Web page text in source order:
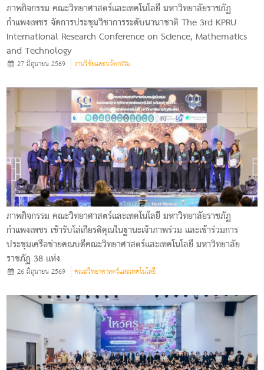
ภาพกิจกรรม คณะวิทยาศาสตร์และเทคโนโลยี มหาวิทยาลัยราชภัฏ
กำแพงเพชร จัดการประชุมวิชาการระดับนานาชาติ The 3rd KPRU
International Research Conference on Science, Mathematics
and Technology
27 มิถุนายน 2569 งานวิจัยและนวัตกรรม
ภาพกิจกรรม คณะวิทยาศาสตร์และเทคโนโลยี มหาวิทยาลัยราชภัฏ
กำแพงเพชร เข้ารับโล่เกียรติคุณในฐานะเจ้าภาพร่วม และเข้าร่วมการ
ประชุมเครือข่ายคณบดีคณะวิทยาศาสตร์และเทคโนโลยี มหาวิทยาลัย
ราชภัฏ 38 แห่ง
26 มิถุนายน 2569 คณะวิทยาศาสตร์และเทคโนโลยี